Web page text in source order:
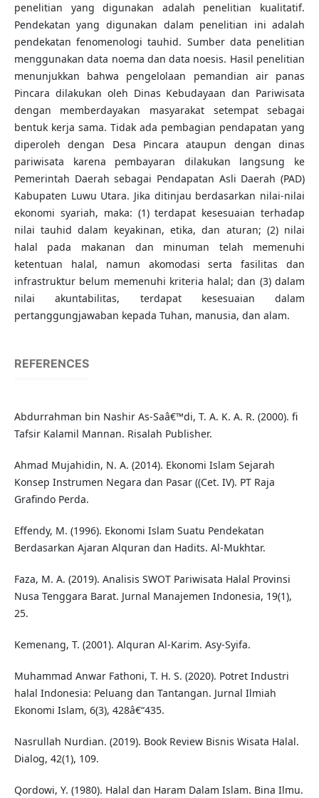
penelitian yang digunakan adalah penelitian kualitatif.
Pendekatan yang digunakan dalam penelitian ini adalah
pendekatan fenomenologi tauhid. Sumber data penelitian
menggunakan data noema dan data noesis. Hasil penelitian
menunjukkan bahwa pengelolaan pemandian air panas
Pincara dilakukan oleh Dinas Kebudayaan dan Pariwisata
dengan memberdayakan masyarakat setempat sebagai
bentuk kerja sama. Tidak ada pembagian pendapatan yang
diperoleh dengan Desa Pincara ataupun dengan dinas
pariwisata karena pembayaran dilakukan langsung ke
Pemerintah Daerah sebagai Pendapatan Asli Daerah (PAD)
Kabupaten Luwu Utara. Jika ditinjau berdasarkan nilai-nilai
ekonomi syariah, maka: (1) terdapat kesesuaian terhadap
nilai tauhid dalam keyakinan, etika, dan aturan; (2) nilai
halal pada makanan dan minuman telah memenuhi
ketentuan halal, namun akomodasi serta fasilitas dan
infrastruktur belum memenuhi kriteria halal; dan (3) dalam
nilai akuntabilitas, terdapat kesesuaian dalam
pertanggungjawaban kepada Tuhan, manusia, dan alam.
REFERENCES
Abdurrahman bin Nashir As-Saâ€™di, T. A. K. A. R. (2000). fi
Tafsir Kalamil Mannan. Risalah Publisher.
Ahmad Mujahidin, N. A. (2014). Ekonomi Islam Sejarah
Konsep Instrumen Negara dan Pasar ((Cet. IV). PT Raja
Grafindo Perda.
Effendy, M. (1996). Ekonomi Islam Suatu Pendekatan
Berdasarkan Ajaran Alquran dan Hadits. Al-Mukhtar.
Faza, M. A. (2019). Analisis SWOT Pariwisata Halal Provinsi
Nusa Tenggara Barat. Jurnal Manajemen Indonesia, 19(1),
25.
Kemenang, T. (2001). Alquran Al-Karim. Asy-Syifa.
Muhammad Anwar Fathoni, T. H. S. (2020). Potret Industri
halal Indonesia: Peluang dan Tantangan. Jurnal Ilmiah
Ekonomi Islam, 6(3), 428â€“435.
Nasrullah Nurdian. (2019). Book Review Bisnis Wisata Halal.
Dialog, 42(1), 109.
Qordowi, Y. (1980). Halal dan Haram Dalam Islam. Bina Ilmu.